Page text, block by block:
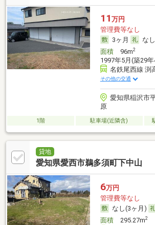
11 万円
管理費等なし
3ヶ月
なし
面積96m2
1997年5月(築29
名鉄尾西線 渕
その他の交通
愛知県稲沢市
原
1階 駐車場(近隣含)
貸地
愛知県愛西市鵜多須町下中山
6万円
管理費等なし
なし(3ヶ月)
面積295.27m2